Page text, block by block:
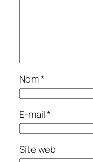
Nom*
E-mail*
Site web